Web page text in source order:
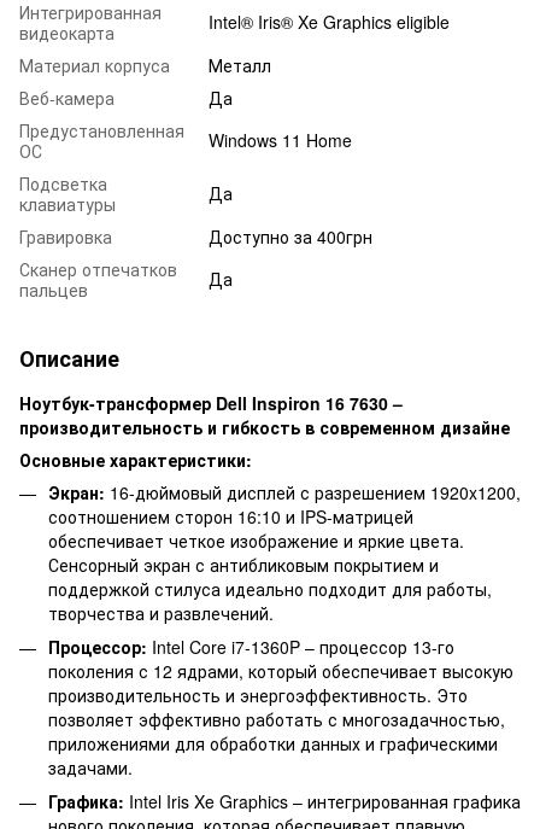
Интегрированная
видеокарта
Intel® Iris® Xe Graphics eligible
Материал корпуса
Металл
Веб-камера
Да
Предустановленная
ОС
Windows 11 Home
Подсветка
клавиатуры
Да
Гравировка
Доступно за 400грн
Сканер отпечатков
пальцев
Да
Описание
Ноутбук-трансформер Dell Inspiron 16 7630 –
производительность и гибкость в современном дизайне
Основные характеристики:
Экран: 16-дюймовый дисплей с разрешением 1920x1200,
соотношением сторон 16:10 и IPS-матрицей
обеспечивает четкое изображение и яркие цвета.
Сенсорный экран с антибликовым покрытием и
поддержкой стилуса идеально подходит для работы,
творчества и развлечений.
Процессор: Intel Core i7-1360P – процессор 13-го
поколения с 12 ядрами, который обеспечивает высокую
производительность и энергоэффективность. Это
позволяет эффективно работать с многозадачностью,
приложениями для обработки данных и графическими
задачами.
Графика: Intel Iris Xe Graphics – интегрированная графика